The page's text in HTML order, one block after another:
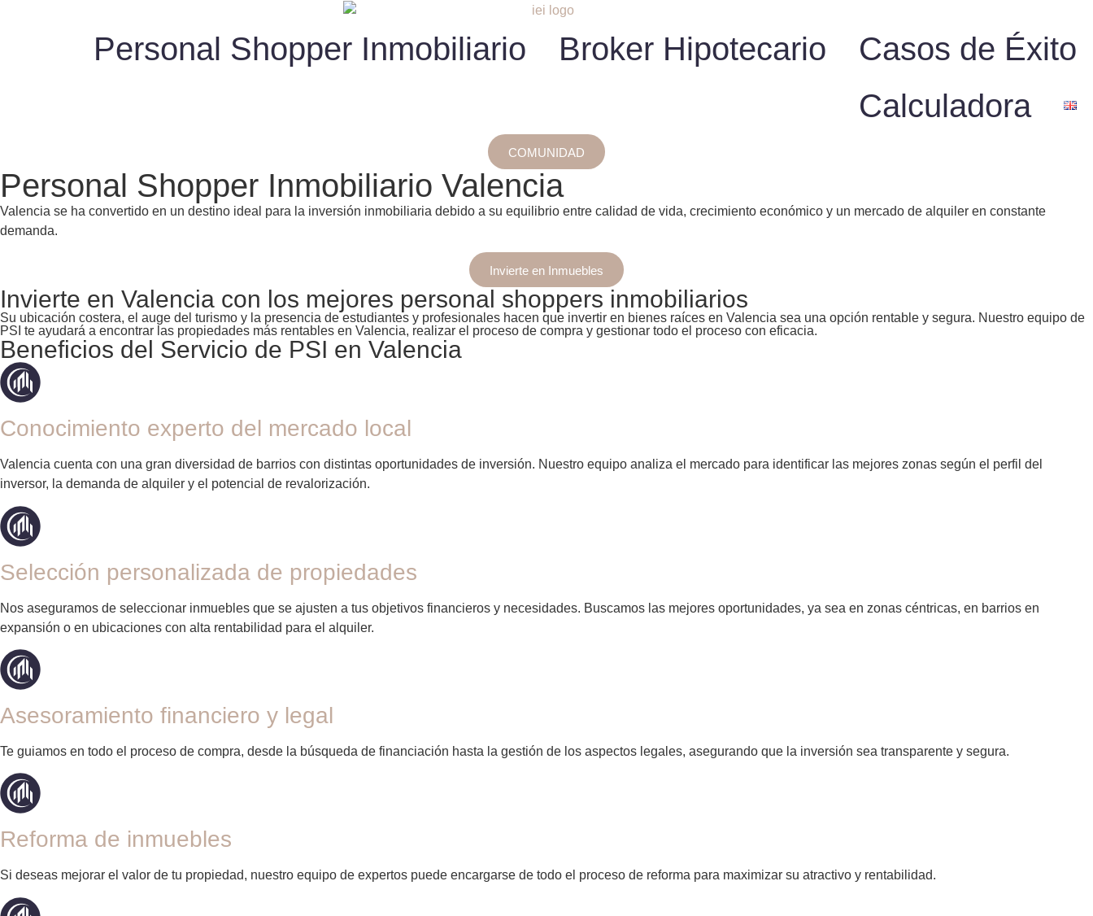
Personal Shopper Inmobiliario Broker Hipotecario
Casos de Éxito
Calculadora
COMUNIDAD
Personal Shopper Inmobiliario Valencia
Valencia se ha convertido en un destino ideal para la inversión inmobiliaria debido a su equilibrio entre calidad de vida, crecimiento económico y un mercado de alquiler en constante
demanda.
Invierte en Inmuebles
Invierte en Valencia con los mejores personal shoppers inmobiliarios
Su ubicación costera, el auge del turismo y la presencia de estudiantes y profesionales hacen que invertir en bienes raíces en Valencia sea una opción rentable y segura. Nuestro equipo de
PSI te ayudará a encontrar las propiedades más rentables en Valencia, realizar el proceso de compra y gestionar todo el proceso con eficacia.
Beneficios del Servicio de PSI en Valencia
Conocimiento experto del mercado local
Valencia cuenta con una gran diversidad de barrios con distintas oportunidades de inversión. Nuestro equipo analiza el mercado para identificar las mejores zonas según el perfil del
inversor, la demanda de alquiler y el potencial de revalorización.
Selección personalizada de propiedades
Nos aseguramos de seleccionar inmuebles que se ajusten a tus objetivos financieros y necesidades. Buscamos las mejores oportunidades, ya sea en zonas céntricas, en barrios en
expansión o en ubicaciones con alta rentabilidad para el alquiler.
Asesoramiento financiero y legal
Te guiamos en todo el proceso de compra, desde la búsqueda de financiación hasta la gestión de los aspectos legales, asegurando que la inversión sea transparente y segura.
Reforma de inmuebles
Si deseas mejorar el valor de tu propiedad, nuestro equipo de expertos puede encargarse de todo el proceso de reforma para maximizar su atractivo y rentabilidad.